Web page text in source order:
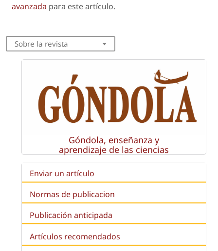
avanzada para este artículo.
Sobre la revista
Góndola, enseñanza y
aprendizaje de las ciencias
Enviar un artículo
Normas de publicacion
Publicación anticipada
Artículos recomendados